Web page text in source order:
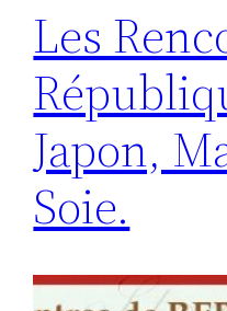
Les
Japon,
Soie.